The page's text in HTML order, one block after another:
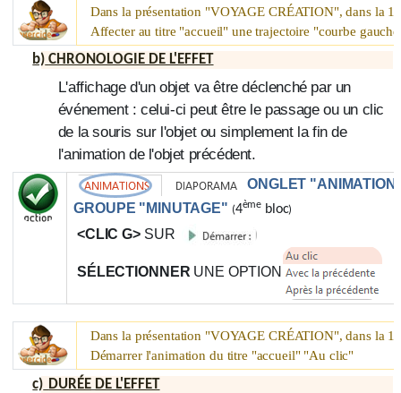
Dans la présentation "VOYAGE CRÉATION", dans la 1
Affecter au titre "accueil" une trajectoire "courbe
b) CHRONOLOGIE DE L'EFFET
L'affichage d'un objet va être déclenché par un
événement : celui-ci peut être le passage ou un clic
de la souris sur l'objet ou simplement la fin de
l'animation de l'objet précédent.
ONGLET
GROUPE "MINUTAGE" (4ème bloc)
<CLIC G> SUR
SÉLECTIONNER UNE OPTION
Dans la présentation "VOYAGE CRÉATION", dans la 1
Démarrer l'animation du titre "accueil" "Au clic"
c) DURÉE DE L'EFFET